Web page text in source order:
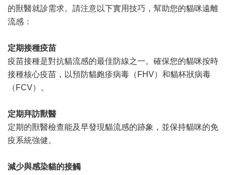
的獸醫就診需求。請注意以下實用技巧，幫助您的貓咪遠離
流感：
定期接種疫苗
疫苗接種是對抗貓流感的最佳防線之一。確保您的貓咪按時
接種核心疫苗，以預防貓皰疹病毒（ FHV）和貓杯狀病毒
（ FCV）。
定期拜訪獸醫
定期的獸醫檢查能及早發現貓流感的跡象，並保持貓咪的免
疫系統強健。
減少與感染貓的接觸